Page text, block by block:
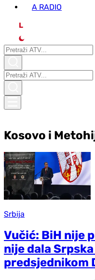
A RADIO
L
Kosovo i
Srbija
Vučić: BiH nije
nije dala
predsjednikom